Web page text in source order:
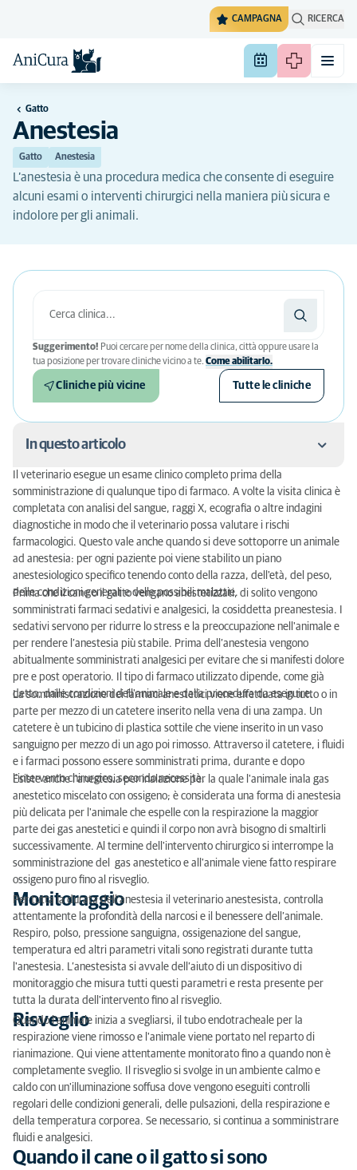
CAMPAGNA RICERCA
Gatto
Anestesia
Gatto Anestesia
L’anestesia è una procedura medica che consente di eseguire
alcuni esami o interventi chirurgici nella maniera più sicura e
indolore per gli animali.
Suggerimento! Puoi cercare per nome della clinica, città oppure usare la
tua posizione per trovare cliniche vicino a te. Come abilitarlo.
Cliniche più vicine Tutte le cliniche
In questo articolo
Monitoraggio
Risveglio
Quando il cane o il gatto si sono svegliati
Rischi e complicazioni dell’anestesia
Il veterinario esegue un esame clinico completo prima della
somministrazione di qualunque tipo di farmaco. A volte la visita clinica è
completata con analisi del sangue, raggi X, ecografia o altre indagini
diagnostiche in modo che il veterinario possa valutare i rischi
farmacologici. Questo vale anche quando si deve sottoporre un animale
ad anestesia: per ogni paziente poi viene stabilito un piano
anestesiologico specifico tenendo conto della razza, dell'età, del peso,
delle condizioni generali e delle possibili malattie.
Prima che il cane o il gatto vengano anestetizzati, di solito vengono
somministrati farmaci sedativi e analgesici, la cosiddetta preanestesia. I
sedativi servono per ridurre lo stress e la preoccupazione nell'animale e
per rendere l’anestesia più stabile. Prima dell’anestesia vengono
abitualmente somministrati analgesici per evitare che si manifesti dolore
pre e post operatorio. Il tipo di farmaco utilizzato dipende, come già
detto, dalle condizioni dell'animale e dalla procedura da eseguire.
La somministrazione dei farmaci anestetici viene effettuata in tutto o in
parte per mezzo di un catetere inserito nella vena di una zampa. Un
catetere è un tubicino di plastica sottile che viene inserito in un vaso
sanguigno per mezzo di un ago poi rimosso. Attraverso il catetere, i fluidi
e i farmaci possono essere somministrati prima, durante e dopo
l'intervento chirurgico, secondo necessità.
Esiste anche l'anestesia per inalazione per la quale l'animale inala gas
anestetico miscelato con ossigeno; è considerata una forma di anestesia
più delicata per l'animale che espelle con la respirazione la maggior
parte dei gas anestetici e quindi il corpo non avrà bisogno di smaltirli
successivamente. Al termine dell'intervento chirurgico si interrompe la
somministrazione del gas anestetico e all'animale viene fatto respirare
ossigeno puro fino al risveglio.
Monitoraggio
Per tutta la durata dell’anestesia il veterinario anestesista, controlla
attentamente la profondità della narcosi e il benessere dell’animale.
Respiro, polso, pressione sanguigna, ossigenazione del sangue,
temperatura ed altri parametri vitali sono registrati durante tutta
l'anestesia. L’anestesista si avvale dell’aiuto di un dispositivo di
monitoraggio che misura tutti questi parametri e resta presente per
tutta la durata dell'intervento fino al risveglio.
Risveglio
Quando l'animale inizia a svegliarsi, il tubo endotracheale per la
respirazione viene rimosso e l'animale viene portato nel reparto di
rianimazione. Qui viene attentamente monitorato fino a quando non è
completamente sveglio. Il risveglio si svolge in un ambiente calmo e
caldo con un'illuminazione soffusa dove vengono eseguiti controlli
regolari delle condizioni generali, delle pulsazioni, della respirazione e
della temperatura corporea. Se necessario, si continua a somministrare
fluidi e analgesici.
Quando il cane o il gatto si sono